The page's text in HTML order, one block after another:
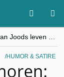
“Besnijdenisdebat toont hoe moeilijk seculiere Westen minderheden begrijpt”, Jinnih Beels (Vooruit)
CITYTRIP | ROEMENIË – Boekarest: de verrassing van Oost-Europa
HUMOR & SATIRE